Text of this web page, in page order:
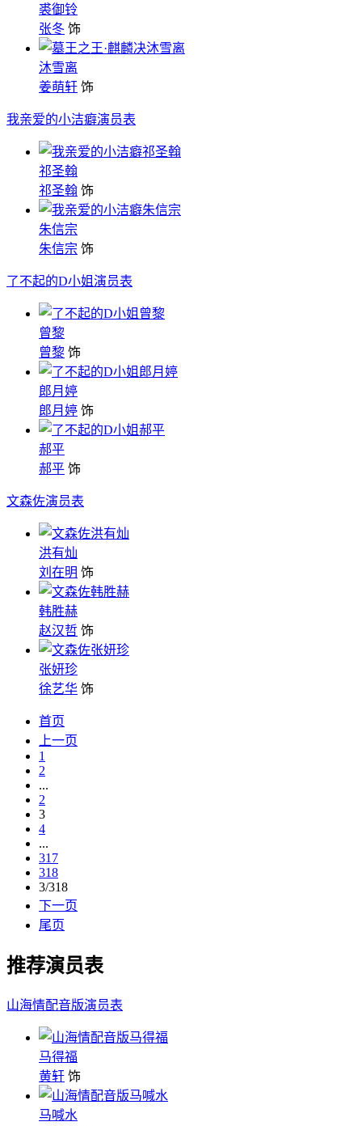
裘御铃
张冬 饰
沐雪离
姜萌轩 饰
我亲爱的小洁癖演员表
祁圣翰
祁圣翰 饰
朱信宗
朱信宗 饰
了不起的D小姐演员表
曾黎
曾黎 饰
郎月婷
郎月婷 饰
郝平
郝平 饰
文森佐演员表
洪有灿
刘在明 饰
韩胜赫
赵汉哲 饰
张妍珍
徐艺华 饰
首页
上一页
1
2
...
2
3
4
...
317
318
3/318
下一页
尾页
推荐演员表
山海情配音版演员表
马得福
黄轩 饰
马喊水